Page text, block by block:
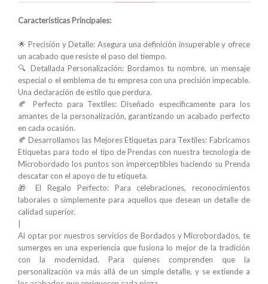
Características Principales:
🌟 Precisión y Detalle: Asegura una definición insuperable y ofrece
un acabado que resiste el paso del tiempo.
🔍 Detallada Personalización: Bordamos tu nombre, un mensaje
especial o el emblema de tu empresa con una precisión impecable.
Una declaración de estilo que perdura.
🍂 Perfecto para Textiles: Diseñado específicamente para los
amantes de la personalización, garantizando un acabado perfecto
en cada ocasión.
🍂 Desarrollamos las Mejores Etiquetas para Textiles: Fabricamos
Etiquetas para todo el tipo de Prendas con nuestra tecnologia de
Microbordado los puntos son imperceptibles haciendo su Prenda
descatar con el apoyo de tu etiqueta.
🎁 El Regalo Perfecto: Para celebraciones, reconocimientos
laborales o simplemente para aquellos que desean un detalle de
calidad superior.
Al optar por nuestros servicios de Bordados y Microbordados, te
sumerges en una experiencia que fusiona lo mejor de la tradición
con la modernidad. Para quienes comprenden que la
personalización va más allá de un simple detalle, y se extiende a